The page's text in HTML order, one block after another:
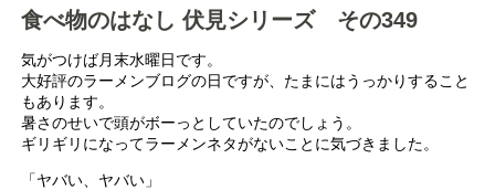
食べ物のはなし 伏見シリーズ その349
気がつけば月末水曜日です。
大好評のラーメンブログの日ですが、たまにはうっかりすること
もあります。
暑さのせいで頭がボーっとしていたのでしょう。
ギリギリになってラーメンネタがないことに気づきました。
「ヤバい、ヤバい」